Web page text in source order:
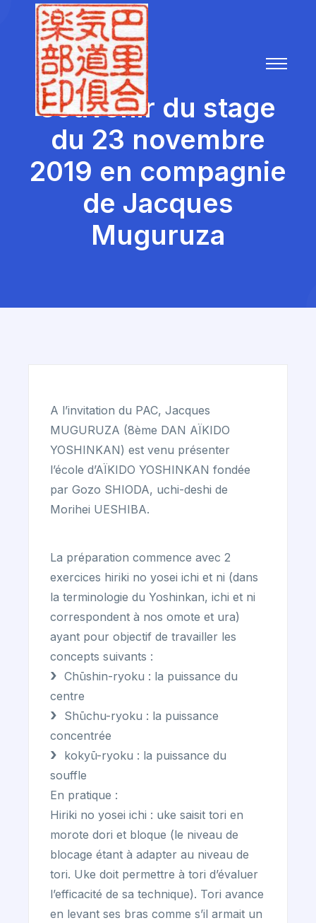
souvenir du stage
du 23 novembre
2019 en compagnie
de Jacques
Muguruza
A l’invitation du PAC, Jacques
MUGURUZA (8ème DAN AÏKIDO
YOSHINKAN) est venu présenter
l’école d’AÏKIDO YOSHINKAN fondée
par Gozo SHIODA, uchi-deshi de
Morihei UESHIBA.
La préparation commence avec 2
exercices hiriki no yosei ichi et ni (dans
la terminologie du Yoshinkan, ichi et ni
correspondent à nos omote et ura)
ayant pour objectif de travailler les
concepts suivants :
Chūshin-ryoku : la puissance du
centre
Shūchu-ryoku : la puissance
concentrée
kokyū-ryoku : la puissance du
souffle
En pratique :
Hiriki no yosei ichi : uke saisit tori en
morote dori et bloque (le niveau de
blocage étant à adapter au niveau de
tori. Uke doit permettre à tori d’évaluer
l’efficacité de sa technique). Tori avance
en levant ses bras comme s’il armait un